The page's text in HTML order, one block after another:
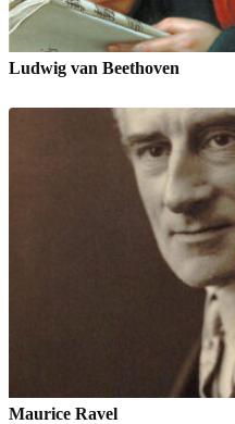
Ludwig van Beethoven
Maurice Ravel